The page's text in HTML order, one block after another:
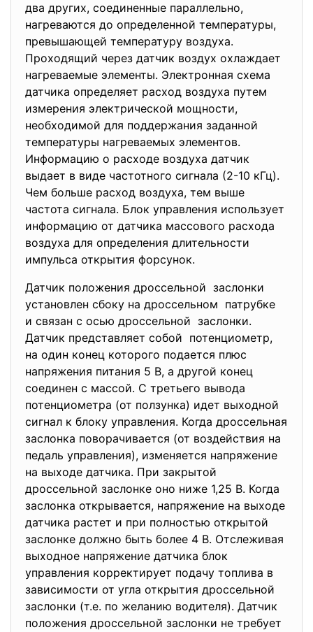
два других, соединенные параллельно,
нагреваются до определенной температуры,
превышающей температуру воздуха.
Проходящий через датчик воздух охлаждает
нагреваемые элементы. Электронная схема
датчика определяет расход воздуха путем
измерения электрической мощности,
необходимой для поддержания заданной
температуры нагреваемых элементов.
Информацию о расходе воздуха датчик
выдает в виде частотного сигнала (2-10 кГц).
Чем больше расход воздуха, тем выше
частота сигнала. Блок управления использует
информацию от датчика массового расхода
воздуха для определения длительности
импульса открытия форсунок.
Датчик положения дроссельной заслонки
установлен сбоку на дроссельном патрубке
и связан с осью дроссельной заслонки.
Датчик представляет собой потенциометр,
на один конец которого подается плюс
напряжения питания 5 В, а другой конец
соединен с массой. С третьего вывода
потенциометра (от ползунка) идет выходной
сигнал к блоку управления. Когда дроссельная
заслонка поворачивается (от воздействия на
педаль управления), изменяется напряжение
на выходе датчика. При закрытой
дроссельной заслонке оно ниже 1,25 В. Когда
заслонка открывается, напряжение на выходе
датчика растет и при полностью открытой
заслонке должно быть более 4 В. Отслеживая
выходное напряжение датчика блок
управления корректирует подачу топлива в
зависимости от угла открытия дроссельной
заслонки (т.е. по желанию водителя). Датчик
положения дроссельной заслонки не требует